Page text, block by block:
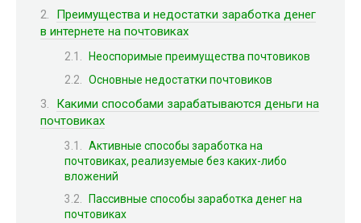
Преимущества и недостатки заработка денег
в интернете на почтовиках
Неоспоримые преимущества почтовиков
Основные недостатки почтовиков
Какими способами зарабатываются деньги на
почтовиках
Активные способы заработка на
почтовиках, реализуемые без каких-либо
вложений
Пассивные способы заработка денег на
почтовиках